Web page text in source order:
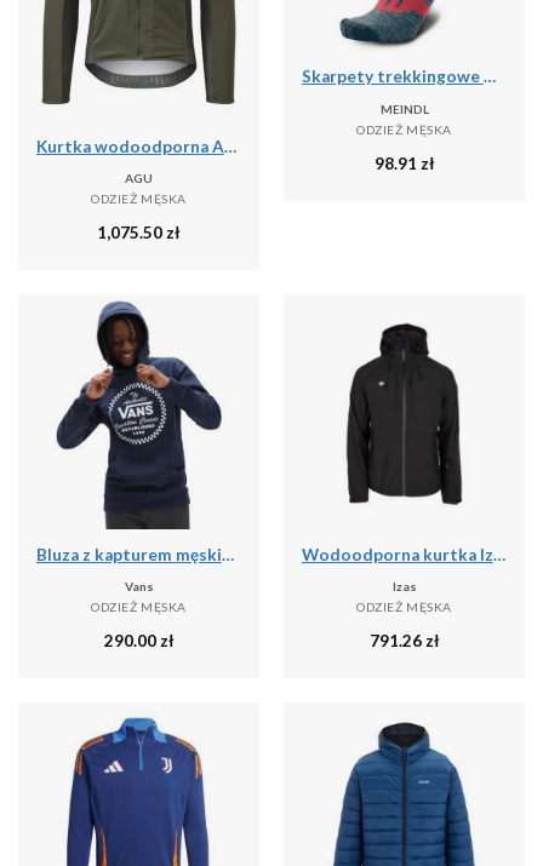
Kurtka wodoodporna Agu Polartec Alpha Performance
AGU
ODZIEŻ MĘSKA
1,075.50zł
Skarpety trekkingowe męskie Meindl MT6 Lady z wełną Merino
MEINDL
ODZIEŻ MĘSKA
98.91 zł
Bluza z kapturem męskie Vans Athletic
Vans
ODZIEŻ MĘSKA
290.00zł
Wodoodporna kurtka Izas Neo
Izas
ODZIEŻ MĘSKA
791.26zł